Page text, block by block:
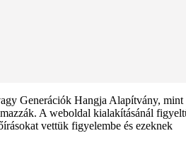
Generációk Hangja Alapítvány, mint
A weboldal kialakításánál
vettük figyelembe és ezeknek